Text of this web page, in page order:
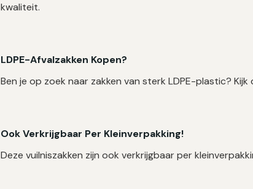
kwaliteit.
LDPE-Afvalzakken Kopen?
Ben je op zoek naar zakken van sterk LDPE-plastic? Kijk
Ook Verkrijgbaar Per Kleinverpakking!
Deze vuilniszakken zijn ook verkrijgbaar per